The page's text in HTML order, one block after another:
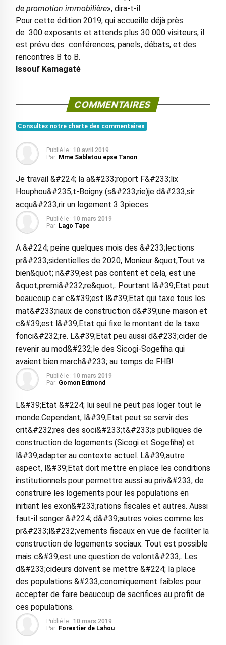
de promotion immobilière», dira-t-il
Pour cette édition 2019, qui accueille déjà près
de 300 exposants et attends plus 30 000 visiteurs, il
est prévu des conférences, panels, débats, et des
rencontres B to B.
Issouf Kamagaté
COMMENTAIRES
Consultez notre charte des commentaires
Publié le : 10 avril 2019
Par: Mme Sablatou epse Tanon
Je travail &#224; la a&#233;roport F&#233;lix
Houphou&#235;t-Boigny (s&#233;rie)je d&#233;sir
acqu&#233;rir un logement 3 3pieces
Publié le : 10 mars 2019
Par: Lago Tape
A &#224; peine quelques mois des &#233;lections
pr&#233;sidentielles de 2020, Monieur &quot;Tout va
bien&quot; n&#39;est pas content et cela, est une
&quot;premi&#232;re&quot;. Pourtant l&#39;Etat peut
beaucoup car c&#39;est l&#39;Etat qui taxe tous les
mat&#233;riaux de construction d&#39;une maison et
c&#39;est l&#39;Etat qui fixe le montant de la taxe
fonci&#232;re. L&#39;Etat peu aussi d&#233;cider de
revenir au mod&#232;le des Sicogi-Sogefiha qui
avaient bien march&#233; au temps de FHB!
Publié le : 10 mars 2019
Par: Gomon Edmond
L&#39;Etat &#224; lui seul ne peut pas loger tout le
monde.Cependant, l&#39;Etat peut se servir des
crit&#232;res des soci&#233;t&#233;s publiques de
construction de logements (Sicogi et Sogefiha) et
l&#39;adapter au contexte actuel. L&#39;autre
aspect, l&#39;Etat doit mettre en place les conditions
institutionnels pour permettre aussi au priv&#233; de
construire les logements pour les populations en
initiant les exon&#233;rations fiscales et autres. Aussi
faut-il songer &#224; d&#39;autres voies comme les
pr&#233;l&#232;vements fiscaux en vue de faciliter la
construction de logements sociaux. Tout est possible
mais c&#39;est une question de volont&#233;. Les
d&#233;cideurs doivent se mettre &#224; la place
des populations &#233;conomiquement faibles pour
accepter de faire beaucoup de sacrifices au profit de
ces populations.
Publié le : 10 mars 2019
Par: Forestier de Lahou